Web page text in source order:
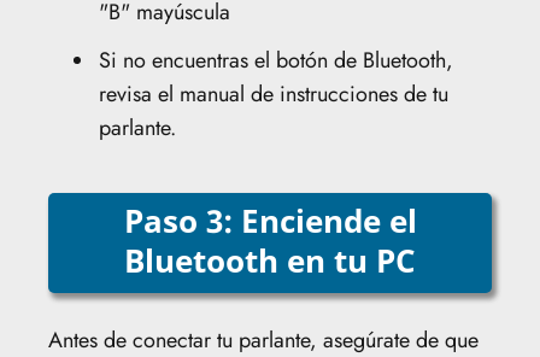
"B" mayúscula
Si no encuentras el botón de Bluetooth,
revisa el manual de instrucciones de tu
parlante.
Paso 3: Enciende el
Bluetooth en tu PC
Antes de conectar tu parlante, asegúrate de que